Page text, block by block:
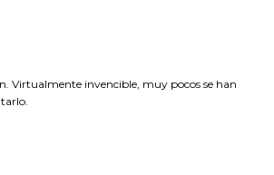
Virtualmente invencible, muy pocos se han